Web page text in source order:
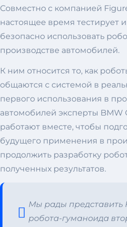
Совместно с компанией
настоящее время тестирует
безопасно использовать
производстве автомобилей.
К ним относится то, как
общаются с системой в
первого использования в
автомобилей эксперты BMW
работают вместе, чтобы
будущего применения в
продолжить разработку
полученных результатов.
Мы рады представить
робота-гуманоида